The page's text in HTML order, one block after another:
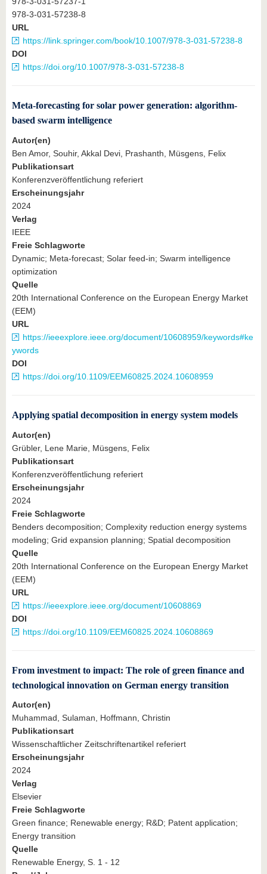
978-3-031-57238-8
URL
https://link.springer.com/book/10.1007/978-3-031-57238-8
DOI
https://doi.org/10.1007/978-3-031-57238-8
Meta-forecasting for solar power generation: algorithm-
based swarm intelligence
Autor(en)
Ben Amor, Souhir, Akkal Devi, Prashanth, Müsgens, Felix
Publikationsart
Konferenzveröffentlichung referiert
Erscheinungsjahr
2024
Verlag
IEEE
Freie Schlagworte
Dynamic; Meta-forecast; Solar feed-in; Swarm intelligence
optimization
Quelle
20th International Conference on the European Energy Market
(EEM)
URL
https://ieeexplore.ieee.org/document/10608959/keywords#ke
ywords
DOI
https://doi.org/10.1109/EEM60825.2024.10608959
Applying spatial decomposition in energy system models
Autor(en)
Grübler, Lene Marie, Müsgens, Felix
Publikationsart
Konferenzveröffentlichung referiert
Erscheinungsjahr
2024
Freie Schlagworte
Benders decomposition; Complexity reduction energy systems
modeling; Grid expansion planning; Spatial decomposition
Quelle
20th International Conference on the European Energy Market
(EEM)
URL
https://ieeexplore.ieee.org/document/10608869
DOI
https://doi.org/10.1109/EEM60825.2024.10608869
From investment to impact: The role of green finance and
technological innovation on German energy transition
Autor(en)
Muhammad, Sulaman, Hoffmann, Christin
Publikationsart
Wissenschaftlicher Zeitschriftenartikel referiert
Erscheinungsjahr
2024
Verlag
Elsevier
Freie Schlagworte
Green finance; Renewable energy; R&D; Patent application;
Energy transition
Quelle
Renewable Energy, S. 1 - 12